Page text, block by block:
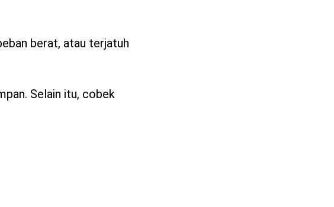
berat, atau terjatuh
Selain itu, cobek